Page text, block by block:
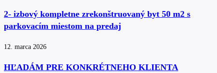
2- izbový kompletne zrekonštruovaný byt 50 m2 s
parkovacím miestom na predaj
12. marca 2026
HĽADÁM PRE KONKRÉTNEHO KLIENTA